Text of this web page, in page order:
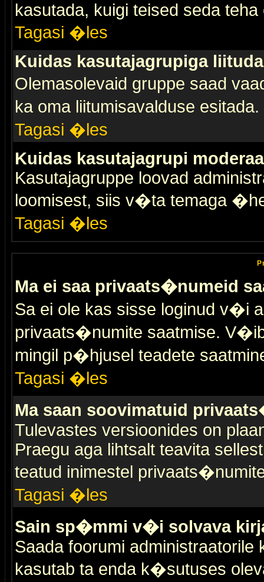
kasutada, kuigi teised seda teha
Tagasi �les
Kuidas kasutajagrupiga
Olemasolevaid gruppe saad
ka oma liitumisavalduse
Tagasi �les
Kuidas kasutajagrupi
Kasutajagruppe loovad
loomisest, siis v�ta temaga
Tagasi �les
Ma ei saa privaats�numeid
Sa ei ole kas sisse loginud v�i
privaats�numite saatmise.
mingil p�hjusel teadete
Tagasi �les
Ma saan soovimatuid
Tulevastes versioonides on
Praegu aga lihtsalt teavita
teatud inimestel
Tagasi �les
Sain sp�mmi v�i solvava
Saada foorumi
kasutab ta enda k�sutuses